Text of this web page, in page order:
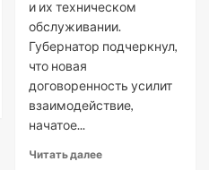
и их техническом
обслуживании.
Губернатор подчеркнул,
что новая
договоренность усилит
взаимодействие,
начатое...
Читать далее